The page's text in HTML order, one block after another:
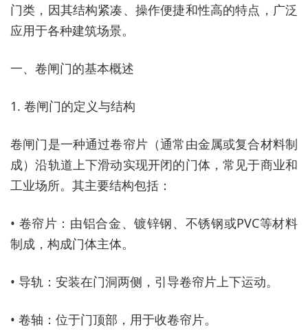
门类，因其结构紧凑、操作便捷和性高的特点，广泛
应用于各种建筑场景。
一、卷闸门的基本概述
1. 卷闸门的定义与结构
卷闸门是一种通过卷帘片（通常由金属或复合材料制
成）沿轨道上下滑动实现开闭的门体，常见于商业和
工业场所。其主要结构包括：
• 卷帘片：由铝合金、镀锌钢、不锈钢或PVC等材料
制成，构成门体主体。
• 导轨：安装在门洞两侧，引导卷帘片上下运动。
• 卷轴：位于门顶部，用于收卷帘片。